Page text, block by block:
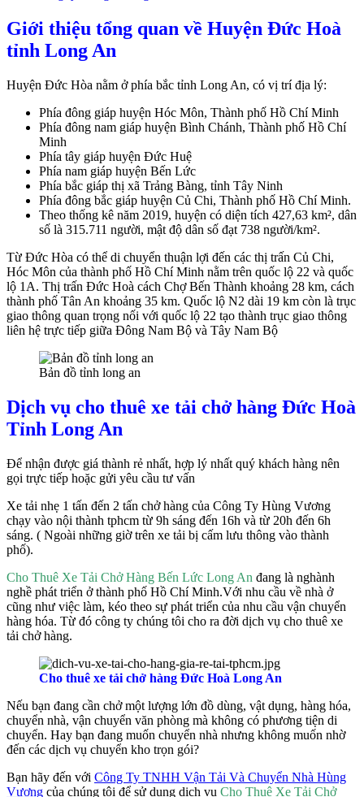
Giới thiệu tổng quan về Huyện Đức Hoà
tỉnh Long An
Huyện Đức Hòa nằm ở phía bắc tỉnh Long An, có vị trí địa lý:
Phía đông giáp huyện Hóc Môn, Thành phố Hồ Chí Minh
Phía đông nam giáp huyện Bình Chánh, Thành phố Hồ Chí
Minh
Phía tây giáp huyện Đức Huệ
Phía nam giáp huyện Bến Lức
Phía bắc giáp thị xã Trảng Bàng, tỉnh Tây Ninh
Phía đông bắc giáp huyện Củ Chi, Thành phố Hồ Chí Minh.
Theo thống kê năm 2019, huyện có diện tích 427,63 km², dân
số là 315.711 người, mật độ dân số đạt 738 người/km².
Từ Đức Hòa có thể di chuyển thuận lợi đến các thị trấn Củ Chi,
Hóc Môn của thành phố Hồ Chí Minh nằm trên quốc lộ 22 và quốc
lộ 1A. Thị trấn Đức Hoà cách Chợ Bến Thành khoảng 28 km, cách
thành phố Tân An khoảng 35 km. Quốc lộ N2 dài 19 km còn là trục
giao thông quan trọng nối với quốc lộ 22 tạo thành trục giao thông
liên hệ trực tiếp giữa Đông Nam Bộ và Tây Nam Bộ
Bản đồ tỉnh long an
Dịch vụ cho thuê xe tải chở hàng Đức Hoà
Tỉnh Long An
Để nhận được giá thành rẻ nhất, hợp lý nhất quý khách hàng nên
gọi trực tiếp hoặc gửi yêu cầu tư vấn
Xe tải nhẹ 1 tấn đến 2 tấn chở hàng của Công Ty Hùng Vương
chạy vào nội thành tphcm từ 9h sáng đến 16h và từ 20h đến 6h
sáng. ( Ngoài những giờ trên xe tải bị cấm lưu thông vào thành
phố).
Cho Thuê Xe Tải Chở Hàng Bến Lức Long An đang là nghành
nghề phát triển ở thành phố Hồ Chí Minh.Với nhu cầu về nhà ở
cũng như việc làm, kéo theo sự phát triển của nhu cầu vận chuyển
hàng hóa. Từ đó công ty chúng tôi cho ra đời dịch vụ cho thuê xe
tải chở hàng.
Cho thuê xe tải chở hàng Đức Hoà Long An
Nếu bạn đang cần chở một lượng lớn đồ dùng, vật dụng, hàng hóa,
chuyển nhà, vận chuyển văn phòng mà không có phương tiện di
chuyển. Hay bạn đang muốn chuyển nhà nhưng không muốn nhờ
đến các dịch vụ chuyển kho trọn gói?
Bạn hãy đến với Công Ty TNHH Vận Tải Và Chuyển Nhà Hùng
Vương của chúng tôi để sử dụng dịch vụ Cho Thuê Xe Tải Chở